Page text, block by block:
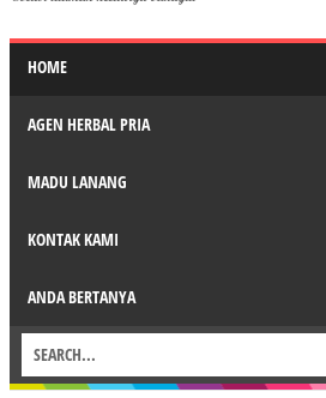
HOME
AGEN HERBAL PRIA
MADU LANANG
KONTAK KAMI
ANDA BERTANYA